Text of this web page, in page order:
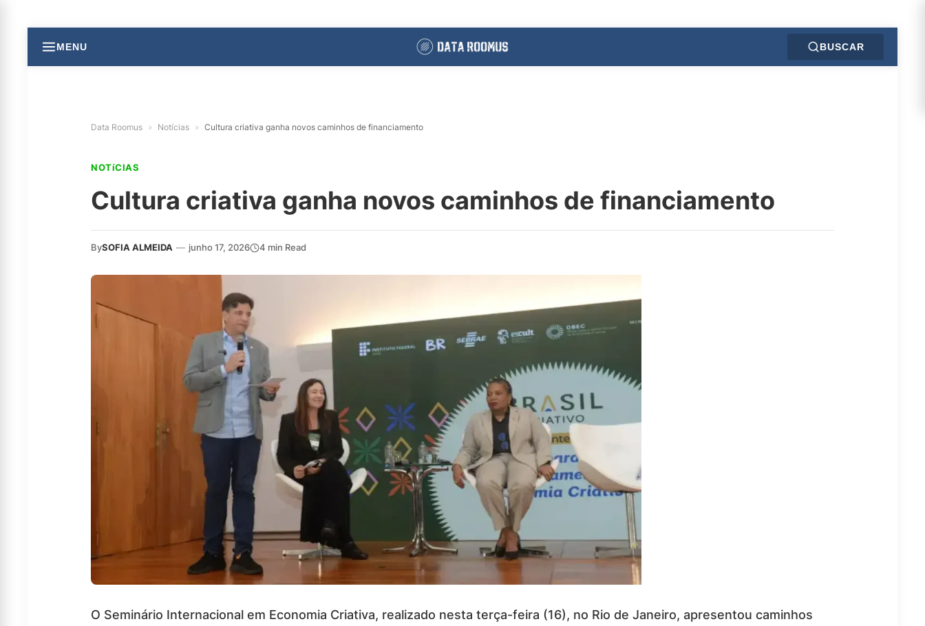
MENU BUSCAR
Data Roomus » Notícias » Cultura criativa ganha novos caminhos de financiamento
NOTíCIAS
Cultura criativa ganha novos caminhos de financiamento
BySOFIA ALMEIDA — junho 17, 2026 4 min Read
O Seminário Internacional em Economia Criativa, realizado nesta terça-feira (16), no Rio de Janeiro, apresentou caminhos